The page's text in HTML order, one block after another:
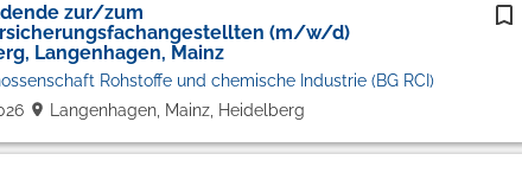
zur/zum
(m/w/d)
Langenhagen, Mainz
Rohstoffe und chemische Industrie (BG RCI)
Langenhagen, Mainz, Heidelberg